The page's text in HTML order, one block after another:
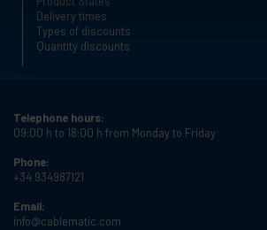
Delivery times
Types of discounts
Quantity discounts
Telephone hours:
09:00 h to 18:00 h from Monday to Friday
Phone:
+34 934987121
Email:
info@cablematic.com